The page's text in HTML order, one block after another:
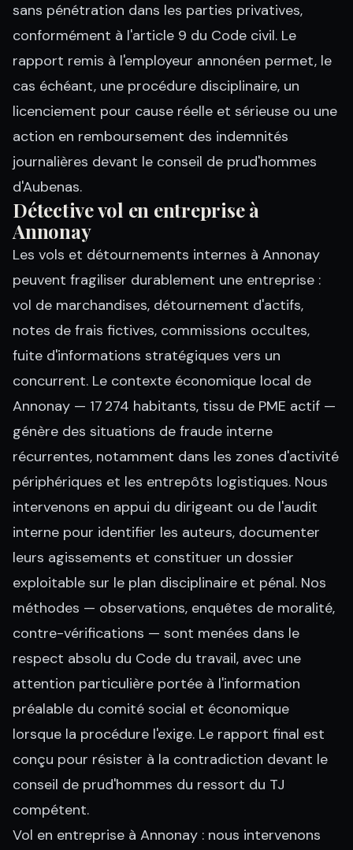
sans pénétration dans les parties privatives,
conformément à l'article 9 du Code civil. Le
rapport remis à l'employeur annonéen permet, le
cas échéant, une procédure disciplinaire, un
licenciement pour cause réelle et sérieuse ou une
action en remboursement des indemnités
journalières devant le conseil de prud'hommes
d'Aubenas.
Détective vol en entreprise à
Annonay
Les vols et détournements internes à Annonay
peuvent fragiliser durablement une entreprise :
vol de marchandises, détournement d'actifs,
notes de frais fictives, commissions occultes,
fuite d'informations stratégiques vers un
concurrent. Le contexte économique local de
Annonay — 17 274 habitants, tissu de PME actif —
génère des situations de fraude interne
récurrentes, notamment dans les zones d'activité
périphériques et les entrepôts logistiques. Nous
intervenons en appui du dirigeant ou de l'audit
interne pour identifier les auteurs, documenter
leurs agissements et constituer un dossier
exploitable sur le plan disciplinaire et pénal. Nos
méthodes — observations, enquêtes de moralité,
contre-vérifications — sont menées dans le
respect absolu du Code du travail, avec une
attention particulière portée à l'information
préalable du comité social et économique
lorsque la procédure l'exige. Le rapport final est
conçu pour résister à la contradiction devant le
conseil de prud'hommes du ressort du TJ
compétent.
Vol en entreprise à Annonay : nous intervenons